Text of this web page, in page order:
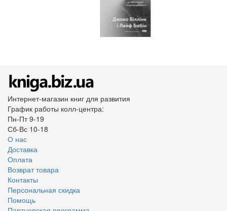
Интернет-магазин книг для развития
График работы колл-центра:
Пн-Пт 9-19
Сб-Вс 10-18
О нас
Доставка
Оплата
Возврат товара
Контакты
Персональная скидка
Помощь